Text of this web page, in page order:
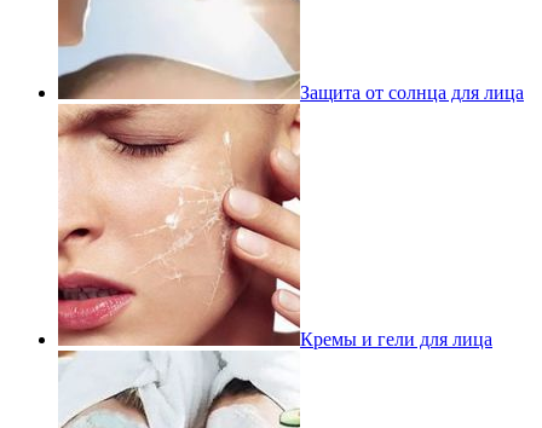
Защита от солнца для лица
Кремы и гели для лица